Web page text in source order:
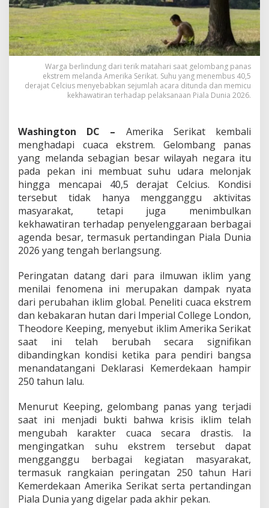
r
e
m
T
e
r
j
a
n
S
u
h
u
C
a
p
a
4
0
5
D
r
a
j
a
a
n
c
a
i
a
a
D
Warga berlindung dari terik matahari saat gelombang panas
ekstrem melanda Amerika Serikat. Suhu yang menembus 40,5
derajat Celcius menyebabkan sejumlah acara ditunda dan memicu
kekhawatiran terhadap pelaksanaan Piala Dunia 2026.
Washington DC – Amerika Serikat kembali
menghadapi cuaca ekstrem. Gelombang panas
yang melanda sebagian besar wilayah negara itu
pada pekan ini membuat suhu udara melonjak
hingga mencapai 40,5 derajat Celcius. Kondisi
tersebut tidak hanya mengganggu aktivitas
masyarakat, tetapi juga menimbulkan
kekhawatiran terhadap penyelenggaraan berbagai
agenda besar, termasuk pertandingan Piala Dunia
2026 yang tengah berlangsung.
Peringatan datang dari para ilmuwan iklim yang
menilai fenomena ini merupakan dampak nyata
dari perubahan iklim global. Peneliti cuaca ekstrem
dan kebakaran hutan dari Imperial College London,
Theodore Keeping, menyebut iklim Amerika Serikat
saat ini telah berubah secara signifikan
dibandingkan kondisi ketika para pendiri bangsa
menandatangani Deklarasi Kemerdekaan hampir
250 tahun lalu.
Menurut Keeping, gelombang panas yang terjadi
saat ini menjadi bukti bahwa krisis iklim telah
mengubah karakter cuaca secara drastis. Ia
mengingatkan suhu ekstrem tersebut dapat
mengganggu berbagai kegiatan masyarakat,
termasuk rangkaian peringatan 250 tahun Hari
Kemerdekaan Amerika Serikat serta pertandingan
Piala Dunia yang digelar pada akhir pekan.